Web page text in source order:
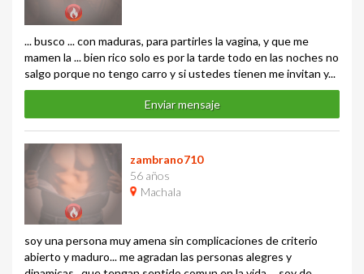
... busco ... con maduras, para partirles la vagina, y que me
mamen la ... bien rico solo es por la tarde todo en las noches no
salgo porque no tengo carro y si ustedes tienen me invitan y...
Enviar mensaje
zambrano710
56 años
Machala
soy una persona muy amena sin complicaciones de criterio
abierto y maduro... me agradan las personas alegres y